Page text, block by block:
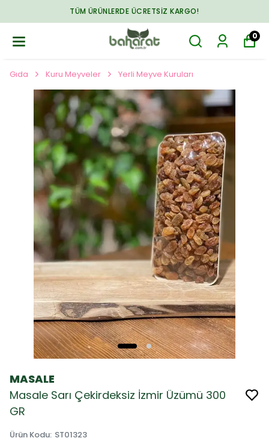
TÜM ÜRÜNLERDE ÜCRETSIZ KARGO!
0
Gıda Kuru Meyveler Yerli Meyve Kuruları
MASALE
Masale Sarı Çekirdeksiz İzmir Üzümü 300
GR
Ürün Kodu: ST01323